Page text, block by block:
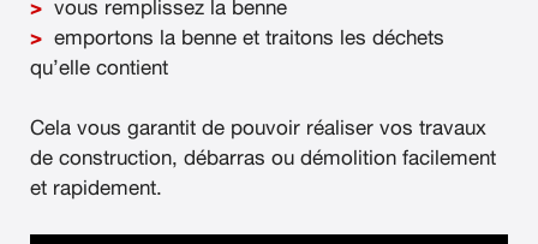
vous remplissez la benne
emportons la benne et traitons les déchets
qu’elle contient
Cela vous garantit de pouvoir réaliser vos travaux
de construction, débarras ou démolition facilement
et rapidement.